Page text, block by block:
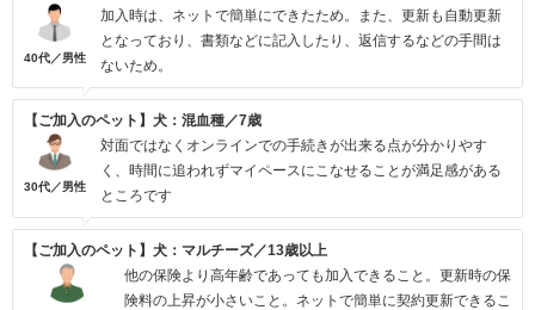
40代／男性
加入時は、ネットで簡単にできたため。また、更新も自動更新
となっており、書類などに記入したり、返信するなどの手間は
ないため。
【ご加入のペット】犬：混血種／7歳
30代／男性
対面ではなくオンラインでの手続きが出来る点が分かりやす
く、時間に追われずマイペースにこなせることが満足感がある
ところです
【ご加入のペット】犬：マルチーズ／13歳以上
他の保険より高年齢であっても加入できること。更新時の保
険料の上昇が小さいこと。ネットで簡単に契約更新できるこ